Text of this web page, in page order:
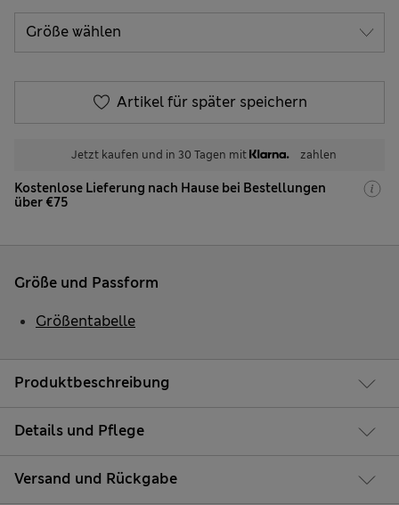
Artikel für später speichern
Jetzt kaufen und in 30 Tagen mit zahlen
Kostenlose Lieferung nach Hause bei Bestellungen
über €75
Produktbeschreibung
Details und Pflege
Versand und Rückgabe
Größe und Passform
Größentabelle